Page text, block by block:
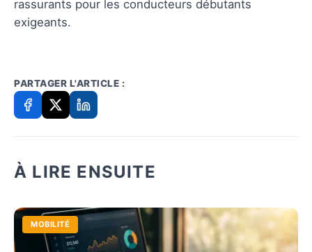
rassurants pour les conducteurs débutants
exigeants.
PARTAGER L'ARTICLE :
À LIRE ENSUITE
MOBILITÉ